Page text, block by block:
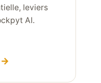
leviers
AI.
→